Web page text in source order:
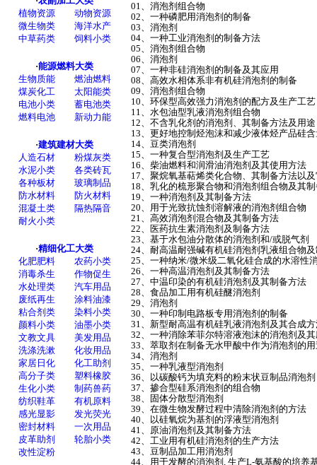
01、消泡剂组合物
02、一种磷肥用消泡剂的制备
03、消泡剂
04、一种工业消泡剂的制备方法
05、消泡剂组合物
06、消泡剂
07、一种非硅消泡剂的制备及其应用
08、高效水相体系非有机硅消泡剂的制备
09、消泡剂组合物
10、环保型高效强力消泡剂的配方及生产工艺
11、水包油型乳液消泡剂组合物
12、不含乳化剂的消泡剂、其制备方法及用途
13、更好地控制烃泡沫和减少液体烃产品硅
14、豆类消泡剂
15、一种复合型消泡剂及生产工艺
16、柴油燃料和润滑油消泡剂及其使用方法
17、聚烷氧基萜烯类化合物、其制备方法以
18、乳化的梳形聚合物和消泡剂组合物及其
19、一种消泡剂及其制备方法
20、用于光致抗蚀剂溶解液的消泡剂组合物
21、高效消泡剂混合物及其制备方法
22、医药抗生素消泡剂及制备方法
23、基于水包油分散体的消泡剂和/或脱气剂
24、耐高温耐强碱有机硅消泡剂乳液组合物
25、一种纳米/微米级二氧化硅合成的水溶性
26、一种高温消泡剂及其制备方法
27、中温印染的有机硅消泡剂及其制备方法
28、食品加工用有机硅醚消泡剂
29、消泡剂
30、一种印制电路板专用消泡剂的制备
31、新型耐高温有机硅乳液消泡剂及其合成
32、一种消除苯菲尔特溶液泡沫的消泡剂及
33、萃取剂在制备无水甲酸中作为消泡剂的
34、消泡剂
35、一种乳液型消泡剂
36、以碳酸钙为填充料的粉末状豆制品消泡剂
37、掺合型硅系消泡剂的组合物
38、固体分散型消泡剂
39、在微生物发酵过程中清除消泡剂的方法
40、以硅氧烷为基剂的浮液型消泡剂
41、原油消泡剂及其制备方法
42、工业用有机硅消泡剂的生产方法
43、豆制品加工用消泡剂
44、用于发酵的消泡剂, 生产L-氨基酸的培养